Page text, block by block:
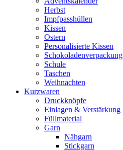
Herbst
Impfpasshüllen
Kissen
Ostern
Personalisierte Kissen
Schokoladenverpackung
Schule
Taschen
Weihnachten
Kurzwaren
Druckknöpfe
Einlagen & Verstärkung
Füllmaterial
Garn
Nähgarn
Stickgarn